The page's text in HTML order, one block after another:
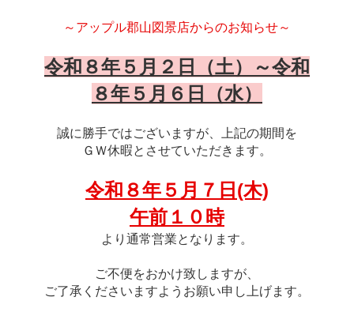
～アップル郡山図景店からのお知らせ～
令和８年５月２日（土）～令和
８年５月６日（水）
誠に勝手ではございますが、上記の期間を
ＧＷ休暇とさせていただきます。
令和８年５月７日(木)
午前１０時
より通常営業となります。
ご不便をおかけ致しますが、
ご了承くださいますようお願い申し上げます。